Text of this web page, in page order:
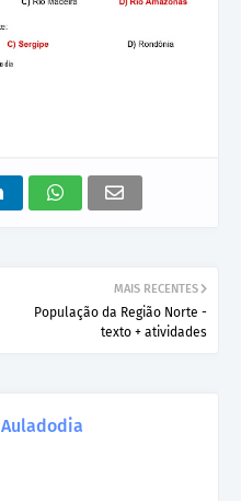
MAIS RECENTES
População da Região Norte -
texto + atividades